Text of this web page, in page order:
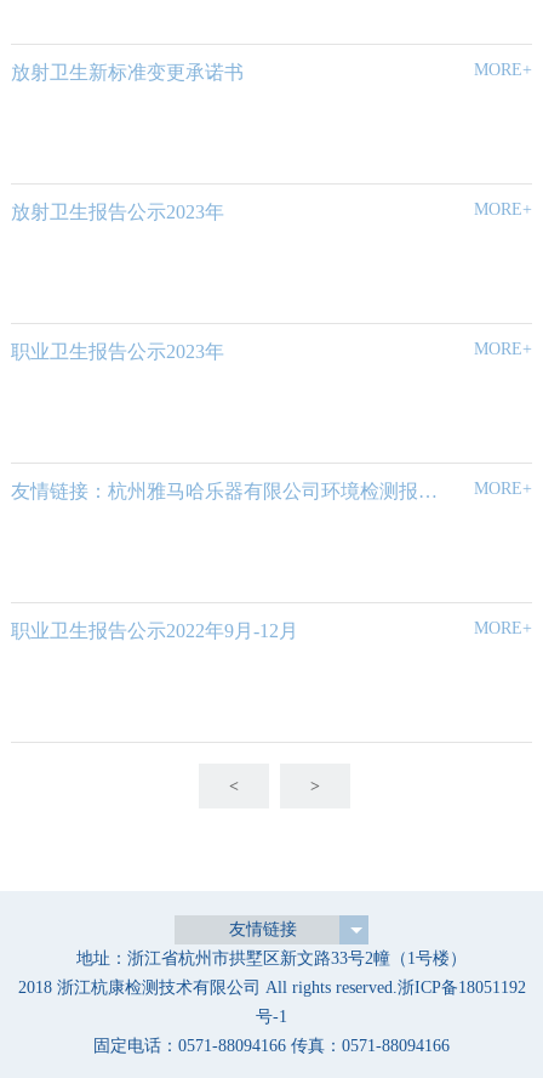
放射卫生新标准变更承诺书 MORE+
放射卫生报告公示2023年 MORE+
职业卫生报告公示2023年 MORE+
友情链接：杭州雅马哈乐器有限公司环境检测报告公示 MORE+
职业卫生报告公示2022年9月-12月 MORE+
< >
友情链接
地址：浙江省杭州市拱墅区新文路33号2幢（1号楼）
2018 浙江杭康检测技术有限公司 All rights reserved.浙ICP备18051192
号-1
固定电话：0571-88094166 传真：0571-88094166